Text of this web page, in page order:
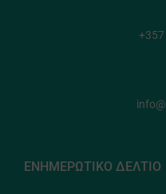
ΕΝΗΜΕΡΩΤΙΚΟ ΔΕΛΤΙΟ